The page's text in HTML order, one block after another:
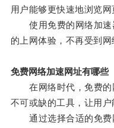
用户能够更快速地浏览
使用免费的网络加速
的上网体验，不再受到网
免费网络加速网址有哪些
在网络时代，免费的
不可或缺的工具，让用户
通过选择合适的免费